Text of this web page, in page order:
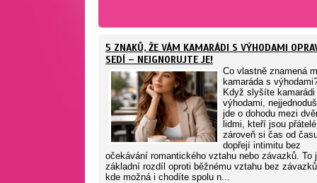
5 ZNAKŮ, ŽE VÁM KAMARÁDI S VÝHODAMI
SEDÍ – NEIGNORUJTE JE!
Co vlastně znamená
kamaráda s
Když slyšíte kamarádi
výhodami,
jde o dohodu mezi
lidmi, kteří jsou
zároveň si čas od
dopřejí intimitu bez
očekávání romantického vztahu nebo závazků. To
základní rozdíl oproti běžnému vztahu bez
kde možná i chodíte spolu n...